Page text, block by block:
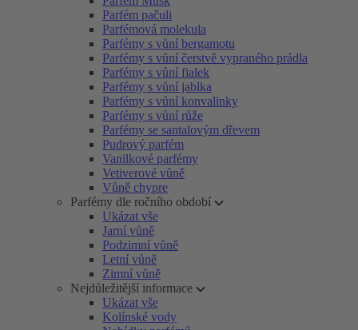
Parfém pačuli
Parfémová molekula
Parfémy s vůní bergamotu
Parfémy s vůní čerstvě vypraného prádla
Parfémy s vůní fialek
Parfémy s vůní jablka
Parfémy s vůní konvalinky
Parfémy s vůní růže
Parfémy se santalovým dřevem
Pudrový parfém
Vanilkové parfémy
Vetiverové vůně
Vůně chypre
Parfémy dle ročního období
Ukázat vše
Jarní vůně
Podzimní vůně
Letní vůně
Zimní vůně
Nejdůležitější informace
Ukázat vše
Kolínské vody